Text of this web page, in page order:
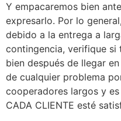
Y empacaremos bien
expresarlo. Por lo
debido a la entrega a
contingencia, verifique
bien después de llegar
de cualquier problema
cooperadores largos y
CADA CLIENTE esté